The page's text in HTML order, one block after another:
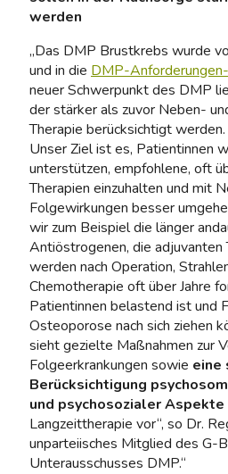
werden
„Das DMP Brustkrebs wurde
und in die DMP-
neuer Schwerpunkt des DMP
der stärker als zuvor Neben-
Therapie berücksichtigt werden.
Unser Ziel ist es, Patientinnen
unterstützen, empfohlene, oft
Therapien einzuhalten und mit
Folgewirkungen besser
wir zum Beispiel die länger
Antiöstrogenen, die adjuvanten
werden nach Operation,
Chemotherapie oft über Jahre
Patientinnen belastend ist und
Osteoporose nach sich ziehen
sieht gezielte Maßnahmen zur
Folgeerkrankungen sowie eine
Berücksichtigung
und psychosozialer Aspekte
Langzeittherapie vor“, so Dr.
unparteiisches Mitglied des G-
Unterausschusses DMP.“